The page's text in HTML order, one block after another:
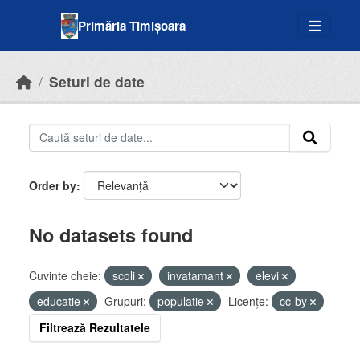
Primăria Timișoara
Seturi de date
Order by
No datasets found
Cuvinte cheie: scoli invatamant
elevi
educatie
Grupuri: populatie Licenţe:
cc-by
Filtrează Rezultatele